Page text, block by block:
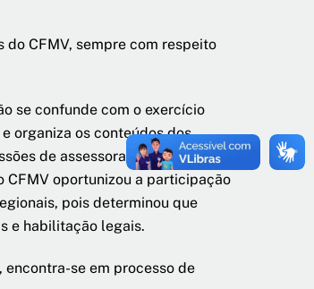
CFMV, sempre com respeito
se confunde com o exercício
organiza os conteúdos dos
de assessoramento,
CFMV oportunizou a participação
pois determinou que
e habilitação legais.
se em processo de